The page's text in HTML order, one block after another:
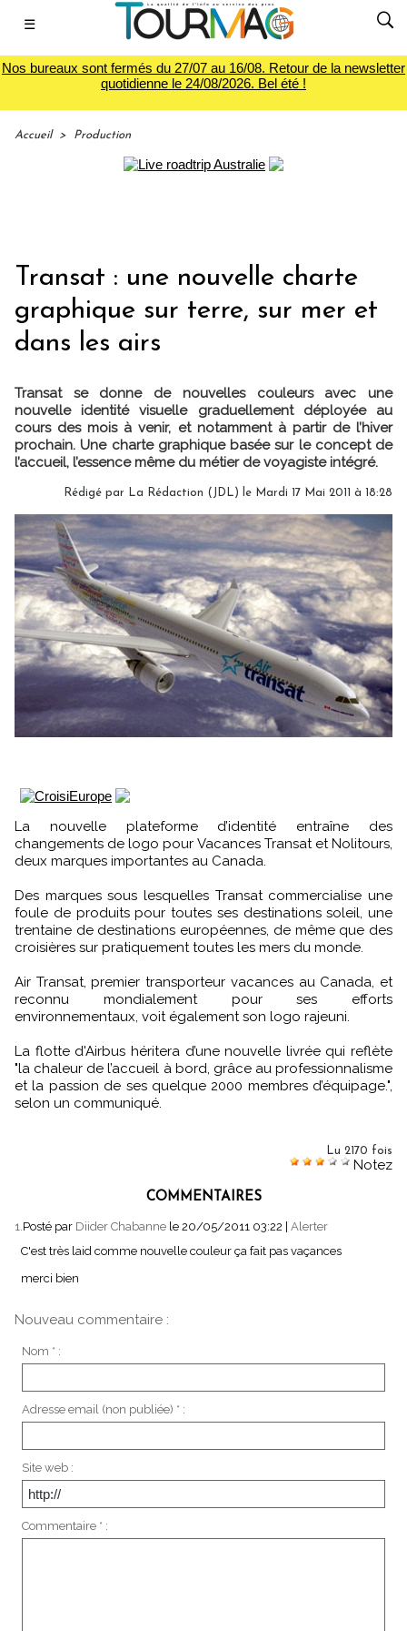
☰
Nos bureaux sont fermés du 27/07 au 16/08. Retour de la newsletter
quotidienne le 24/08/2026. Bel été !
Accueil > Production
Transat : une nouvelle charte
graphique sur terre, sur mer et
dans les airs
Transat se donne de nouvelles couleurs avec une
nouvelle identité visuelle graduellement déployée au
cours des mois à venir, et notamment à partir de l’hiver
prochain. Une charte graphique basée sur le concept de
l’accueil, l’essence même du métier de voyagiste intégré.
Rédigé par La Rédaction (JDL) le Mardi 17 Mai 2011 à 18:28
La nouvelle plateforme d’identité entraîne des
changements de logo pour Vacances Transat et Nolitours,
deux marques importantes au Canada.
Des marques sous lesquelles Transat commercialise une
foule de produits pour toutes ses destinations soleil, une
trentaine de destinations européennes, de même que des
croisières sur pratiquement toutes les mers du monde.
Air Transat, premier transporteur vacances au Canada, et
reconnu mondialement pour ses efforts
environnementaux, voit également son logo rajeuni.
La flotte d'Airbus héritera d’une nouvelle livrée qui reflète
"la chaleur de l’accueil à bord, grâce au professionnalisme
et la passion de ses quelque 2000 membres d’équipage.",
selon un communiqué.
Lu 2170 fois
Notez
COMMENTAIRES
1.Posté par Diider Chabanne le 20/05/2011 03:22
Alerter
C'est très laid comme nouvelle couleur ça fait pas vaçances
merci bien
Nouveau commentaire :
Nom * :
Adresse email (non publiée) * :
Site web :
Commentaire * :